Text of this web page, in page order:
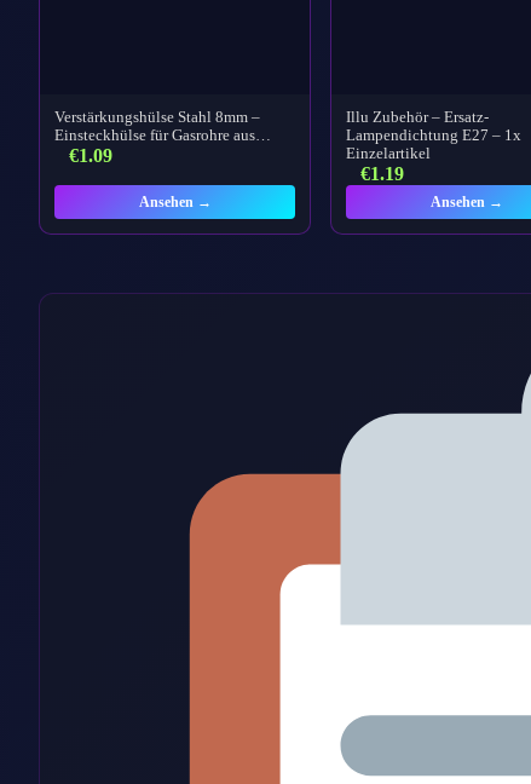
Verstärkungshülse Stahl 8mm –
Einsteckhülse für Gasrohre aus…
€1.09
Ansehen →
Illu Zubehör – Ersatz-
Lampendichtung E27 – 1x
Einzelartikel
€1.19
Ansehen →